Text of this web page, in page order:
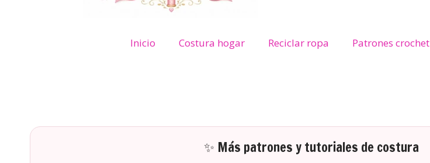
Inicio Costura hogar Reciclar ropa Patrones crochet
✨ Más patrones y tutoriales de costura